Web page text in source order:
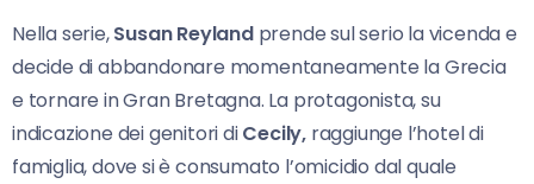
Nella serie,Susan Reylandprende sul serio la vicenda e
decide di abbandonare momentaneamente la Grecia
e tornare in Gran Bretagna. La protagonista, su
indicazione dei genitori diCecily, raggiunge l’hotel di
famiglia, dove si è consumato l’omicidio dal quale